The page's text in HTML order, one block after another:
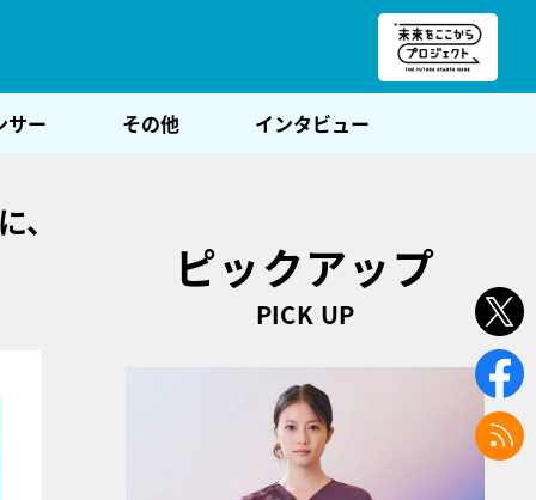
サー その他 インタビュー
ピックアップ
PICK UP